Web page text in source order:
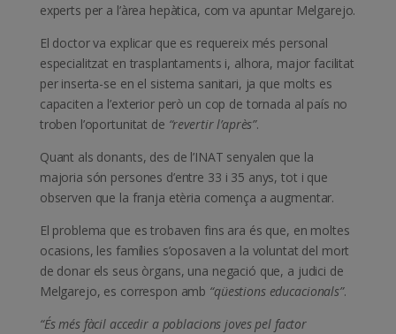
experts per a l’àrea hepàtica, com va apuntar Melgarejo.
El doctor va explicar que es requereix més personal
especialitzat en trasplantaments i, alhora, major facilitat
per inserta-se en el sistema sanitari, ja que molts es
capaciten a l’exterior però un cop de tornada al país no
troben l’oportunitat de “revertir l’après”.
Quant als donants, des de l’INAT senyalen que la
majoria són persones d’entre 33 i 35 anys, tot i que
observen que la franja etèria comença a augmentar.
El problema que es trobaven fins ara és que, en moltes
ocasions, les famílies s’oposaven a la voluntat del mort
de donar els seus òrgans, una negació que, a judici de
Melgarejo, es correspon amb “qüestions educacionals”.
“És més fàcil accedir a poblacions joves pel factor